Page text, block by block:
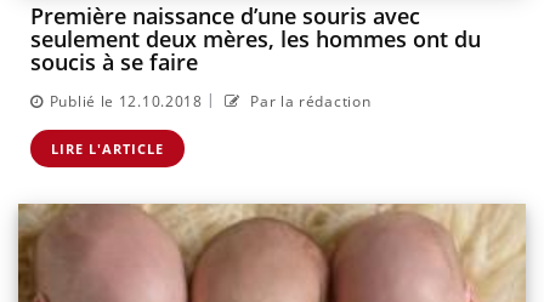
Première naissance d’une souris avec
seulement deux mères, les hommes ont du
soucis à se faire
Publié le 12.10.2018 | Par la rédaction
LIRE L'ARTICLE